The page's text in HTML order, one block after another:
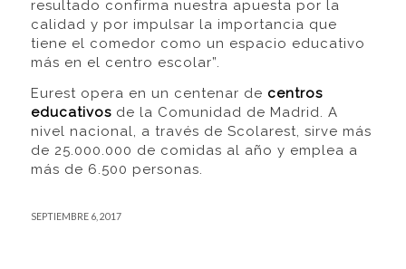
resultado confirma nuestra apuesta por la
calidad y por impulsar la importancia que
tiene el comedor como un espacio educativo
más en el centro escolar”.
Eurest opera en un centenar de centros
educativosde la Comunidad de Madrid. A
nivel nacional, a través de Scolarest, sirve más
de 25.000.000 de comidas al año y emplea a
más de 6.500 personas.
SEPTIEMBRE 6, 2017